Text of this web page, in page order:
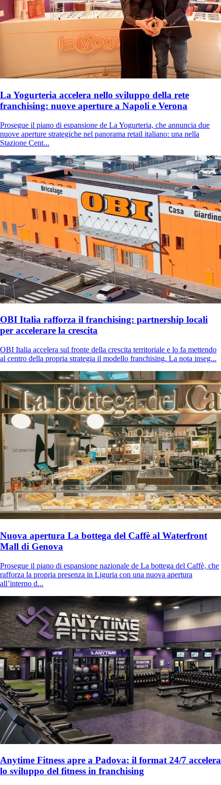
La Yogurteria accelera nello sviluppo della rete
franchising: nuove aperture a Napoli e Verona
Prosegue il piano di espansione de La Yogurteria, che annuncia due
nuove aperture strategiche nel panorama retail italiano: una nella
Stazione Cent...
OBI Italia rafforza il franchising: partnership locali
per accelerare la crescita
OBI Italia accelera sul fronte della crescita territoriale e lo fa mettendo
al centro della propria strategia il modello franchising. La nota inseg...
Nuova apertura La bottega del Caffè al Waterfront
Mall di Genova
Prosegue il piano di espansione nazionale de La bottega del Caffè, che
rafforza la propria presenza in Liguria con una nuova apertura
all’interno d...
Anytime Fitness apre a Padova: il format 24/7 accelera
lo sviluppo del fitness in franchising